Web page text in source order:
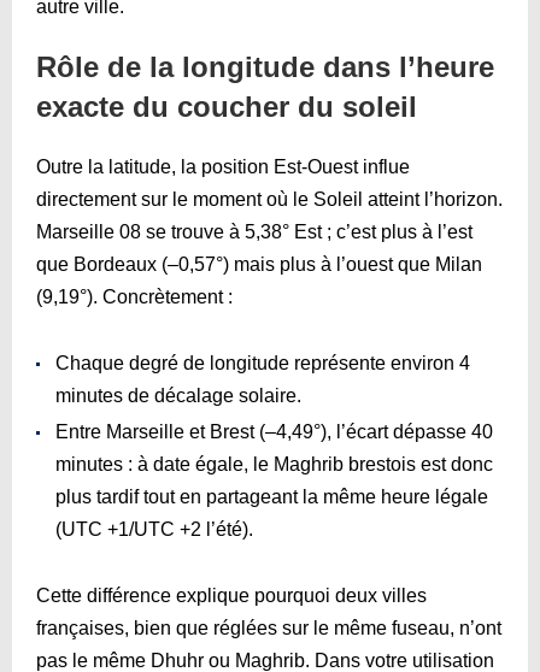
autre ville.
Rôle de la longitude dans l’heure
exacte du coucher du soleil
Outre la latitude, la position Est-Ouest influe
directement sur le moment où le Soleil atteint l’horizon.
Marseille 08 se trouve à 5,38° Est ; c’est plus à l’est
que Bordeaux (–0,57°) mais plus à l’ouest que Milan
(9,19°). Concrètement :
Chaque degré de longitude représente environ 4
minutes de décalage solaire.
Entre Marseille et Brest (–4,49°), l’écart dépasse 40
minutes : à date égale, le Maghrib brestois est donc
plus tardif tout en partageant la même heure légale
(UTC +1/UTC +2 l’été).
Cette différence explique pourquoi deux villes
françaises, bien que réglées sur le même fuseau, n’ont
pas le même Dhuhr ou Maghrib. Dans votre utilisation